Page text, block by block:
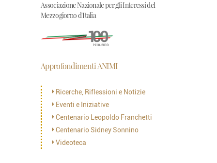
Associazione Nazionale per gli Interessi del
Mezzogiorno d'Italia
Approfondimenti ANIMI
Ricerche, Riflessioni e Notizie
Eventi e Iniziative
Centenario Leopoldo Franchetti
Centenario Sidney Sonnino
Videoteca